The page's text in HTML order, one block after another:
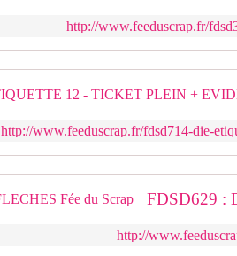
http://www.feeduscrap.fr/
http://www.feeduscrap.fr/fdsd714-die-
http://